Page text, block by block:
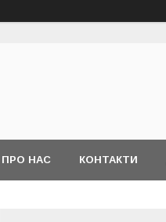
ПРО НАС КОНТАКТИ